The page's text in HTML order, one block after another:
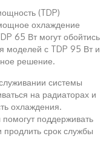
(TDP)
охлаждение
65 Вт могут обойтись
моделей с TDP 95 Вт и
решение.
системы
на радиаторах и
охлаждения.
поддерживать
срок службы